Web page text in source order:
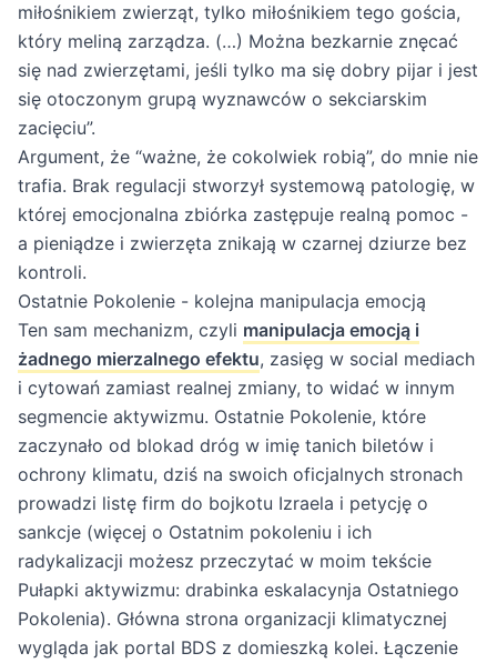
miłośnikiem zwierząt, tylko miłośnikiem tego gościa,
który meliną zarządza. (…) Można bezkarnie znęcać
się nad zwierzętami, jeśli tylko ma się dobry pijar i jest
się otoczonym grupą wyznawców o sekciarskim
zacięciu”.
Argument, że “ważne, że cokolwiek robią”, do mnie nie
trafia. Brak regulacji stworzył systemową patologię, w
której emocjonalna zbiórka zastępuje realną pomoc -
a pieniądze i zwierzęta znikają w czarnej dziurze bez
kontroli.
Ostatnie Pokolenie - kolejna manipulacja emocją
Ten sam mechanizm, czyli manipulacja emocją i
żadnego mierzalnego efektu, zasięg w social mediach
i cytowań zamiast realnej zmiany, to widać w innym
segmencie aktywizmu. Ostatnie Pokolenie, które
zaczynało od blokad dróg w imię tanich biletów i
ochrony klimatu, dziś na swoich oficjalnych stronach
prowadzi listę firm do bojkotu Izraela i petycję o
sankcje (więcej o Ostatnim pokoleniu i ich
radykalizacji możesz przeczytać w moim tekście
Pułapki aktywizmu: drabinka eskalacynja Ostatniego
Pokolenia). Główna strona organizacji klimatycznej
wygląda jak portal BDS z domieszką kolei. Łączenie